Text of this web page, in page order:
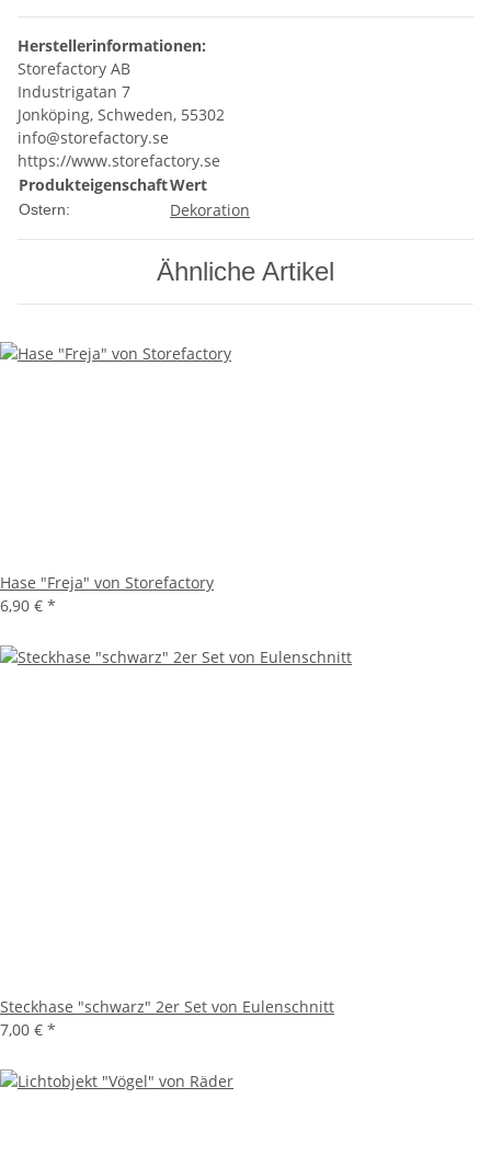
Herstellerinformationen:
Storefactory AB
Industrigatan 7
Jonköping, Schweden, 55302
info@storefactory.se
https://www.storefactory.se
ProdukteigenschaftWert
Ostern: Dekoration
Ähnliche Artikel
Hase "Freja" von Storefactory
6,90 € *
Steckhase "schwarz" 2er Set von Eulenschnitt
7,00 € *